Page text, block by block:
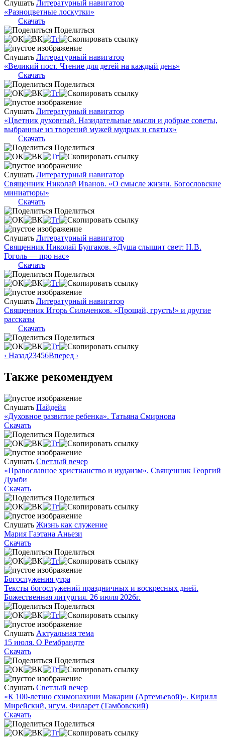
Слушать Литературный навигатор
«Разноцветные лоскутки»
Скачать
Поделиться
Слушать Литературный навигатор
«Великий пост. Чтение для детей на каждый день»
Скачать
Поделиться
Слушать Литературный навигатор
«Цветник духовный. Назидательные мысли и добрые советы,
выбранные из творений мужей мудрых и святых»
Скачать
Поделиться
Слушать Литературный навигатор
Священник Николай Иванов. «О смысле жизни. Богословские
миниатюры»
Скачать
Поделиться
Слушать Литературный навигатор
Священник Николай Булгаков. «Душа слышит свет: Н.В.
Гоголь — про нас»
Скачать
Поделиться
Слушать Литературный навигатор
Священник Игорь Сильченков. «Прощай, грусть!» и другие
рассказы
Скачать
Поделиться
‹ Назад23456Вперед ›
Также рекомендуем
Слушать Пайдейя
«Духовное развитие ребенка». Татьяна Смирнова
Скачать
Поделиться
Слушать Светлый вечер
«Православное христианство и иудаизм». Священник Георгий
Думби
Скачать
Поделиться
Слушать Жизнь как служение
Мария Гаэтана Аньези
Скачать
Поделиться
Богослужения утра
Тексты богослужений праздничных и воскресных дней.
Божественная литургия. 26 июля 2026г.
Поделиться
Слушать Актуальная тема
15 июля. О Рембрандте
Скачать
Поделиться
Слушать Светлый вечер
«К 100-летию схимонахини Макарии (Артемьевой)». Кирилл
Мирейский, игум. Филарет (Тамбовский)
Скачать
Поделиться